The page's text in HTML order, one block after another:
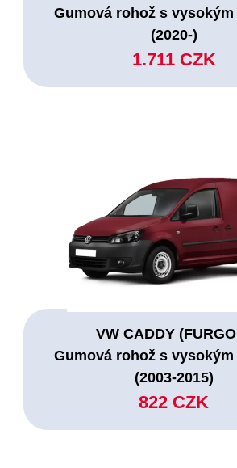
Gumová rohož s vysokým
(2020-)
1.711 CZK
VW CADDY
Gumová rohož s vysokým
(2003-2015)
822 CZK